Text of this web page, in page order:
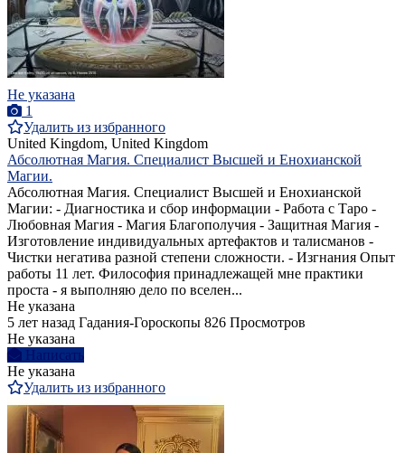
Не указана
1
Удалить из избранного
United Kingdom, United Kingdom
Абсолютная Магия. Специалист Высшей и Енохианской
Магии.
Абсолютная Магия. Специалист Высшей и Енохианской
Магии: - Диагностика и сбор информации - Работа с Таро -
Любовная Магия - Магия Благополучия - Защитная Магия -
Изготовление индивидуальных артефактов и талисманов -
Чистки негатива разной степени сложности. - Изгнания Опыт
работы 11 лет. Философия принадлежащей мне практики
проста - я выполняю дело по вселен...
Не указана
5 лет назад Гадания-Гороскопы 826 Просмотров
Не указана
Написать
Не указана
Удалить из избранного